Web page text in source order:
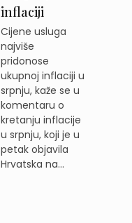
inflaciji
Cijene usluga
najviše
pridonose
ukupnoj inflaciji u
srpnju, kaže se u
komentaru o
kretanju inflacije
u srpnju, koji je u
petak objavila
Hrvatska na...